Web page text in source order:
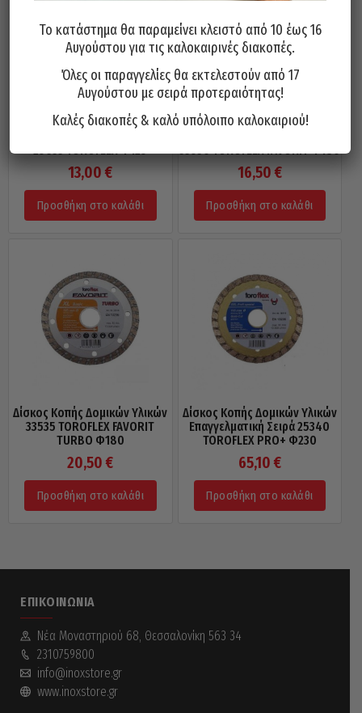
13,00€
Προσθήκη στο καλάθι
16,50€
Προσθήκη στο καλάθι
Δίσκος Κοπής Δομικών Υλικών
33535 TOROFLEX FAVORIT
TURBO Φ180
20,50€
Προσθήκη στο καλάθι
Δίσκος Κοπής Δομικών Υλικών
Επαγγελματική Σειρά 25340
TOROFLEX PRO+ Φ230
65,10 €
Προσθήκη στο καλάθι
ΕΠΙΚΟΙΝΩΝΊΑ
Νέα Mοναστηριού 68, Θεσσαλονίκη 563 34
2310759800
info@inoxstore.gr
www.inoxstore.gr
Το κατάστημα θα παραμείνει κλειστό από 10 έως 16
Αυγούστου για τις καλοκαιρινές διακοπές.
Όλες οι παραγγελίες θα εκτελεστούν από 17
Αυγούστου με σειρά προτεραιότητας!
Καλές διακοπές & καλό υπόλοιπο καλοκαιριού!